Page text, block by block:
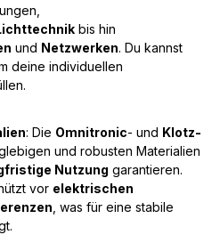
bis hin
und Netzwerken. Du kannst
deine individuellen
: Die Omnitronic- und Klotz-
und robusten Materialien
Nutzung garantieren.
vor elektrischen
, was für eine stabile